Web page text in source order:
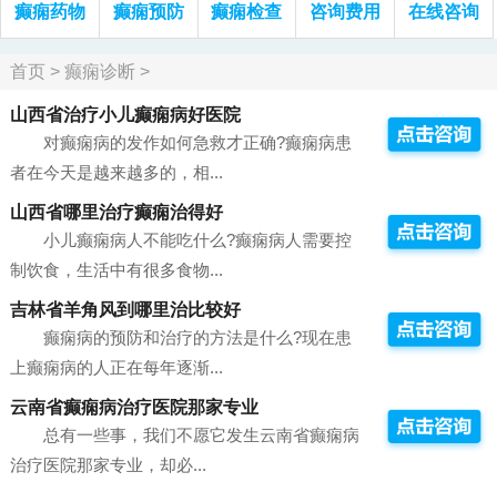
癫痫药物 癫痫预防 癫痫检查 咨询费用 在线咨询
首页> 癫痫诊断>
山西省治疗小儿癫痫病好医院
对癫痫病的发作如何急救才正确?癫痫病患
者在今天是越来越多的，相...
山西省哪里治疗癫痫治得好
小儿癫痫病人不能吃什么?癫痫病人需要控
制饮食，生活中有很多食物...
吉林省羊角风到哪里治比较好
癫痫病的预防和治疗的方法是什么?现在患
上癫痫病的人正在每年逐渐...
云南省癫痫病治疗医院那家专业
总有一些事，我们不愿它发生云南省癫痫病
治疗医院那家专业，却必...